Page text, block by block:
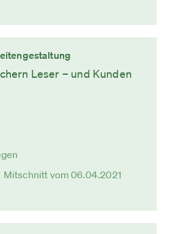
Leser – und Kunden
Mitschnitt vom 06.04.2021